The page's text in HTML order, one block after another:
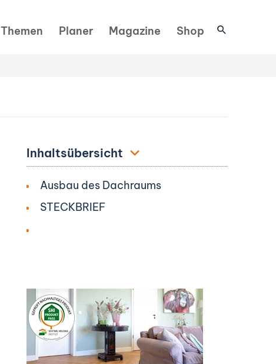
Themen Planer Magazine Shop Suchen
Inhaltsübersicht
Ausbau des Dachraums
STECKBRIEF